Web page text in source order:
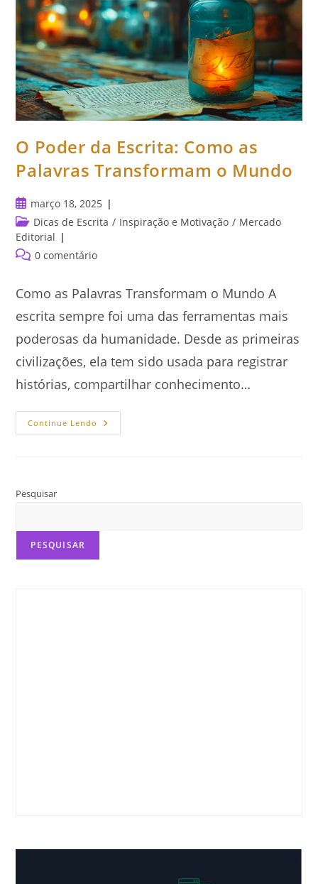
O Poder da Escrita: Como as
Palavras Transformam o Mundo
Post
publicado:
março 18, 2025
Categoria
do
post:
Dicas de Escrita / Inspiração e Motivação / Mercado
Editorial
Comentários
0 comentário
Como as Palavras Transformam o Mundo A
escrita sempre foi uma das ferramentas mais
poderosas da humanidade. Desde as primeiras
civilizações, ela tem sido usada para registrar
histórias, compartilhar conhecimento…
Continue Lendo O
Poder
Pesquisar
PESQUISAR